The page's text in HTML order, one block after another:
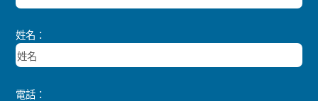
姓名：
電話：